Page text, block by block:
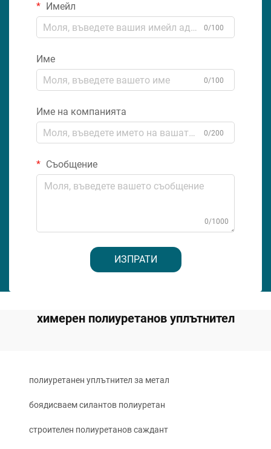
Имейл
0/100
Име
0/100
Име на компанията
0/200
Съобщение
0/1000
ИЗПРАТИ
химерен полиуретанов уплътнител
полиуретанен уплътнител за метал
боядисваем силантов полиуретан
строителен полиуретанов саждант